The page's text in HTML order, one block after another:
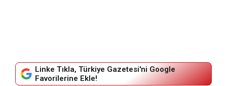
Linke Tıkla, Türkiye Gazetesi'ni Google
Favorilerine Ekle!